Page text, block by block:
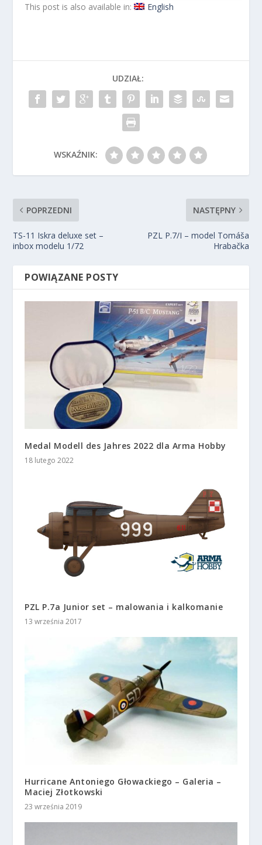
This post is also available in: English
UDZIAŁ:
WSKAŹNIK:
POPRZEDNI
TS-11 Iskra deluxe set –
inbox modelu 1/72
NASTĘPNY
PZL P.7/I – model Tomáša
Hrabačka
POWIĄZANE POSTY
Medal Modell des Jahres 2022 dla Arma Hobby
18 lutego 2022
PZL P.7a Junior set – malowania i kalkomanie
13 września 2017
Hurricane Antoniego Głowackiego – Galeria –
Maciej Złotkowski
23 września 2019